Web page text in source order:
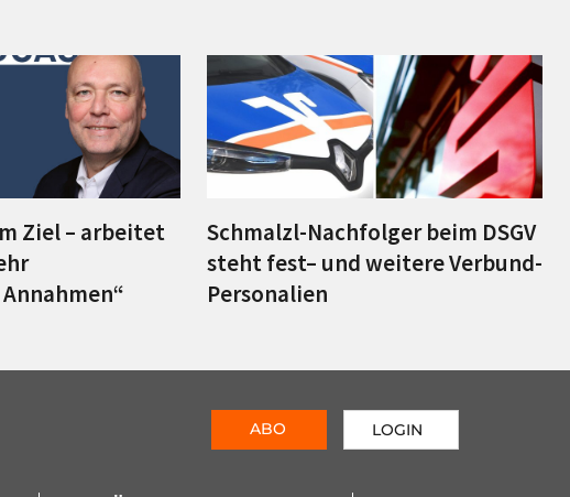
Ziel – arbeitet
Schmalzl-Nachfolger beim DSGV
steht fest– und weitere Verbund-
Personalien
ABO LOGIN